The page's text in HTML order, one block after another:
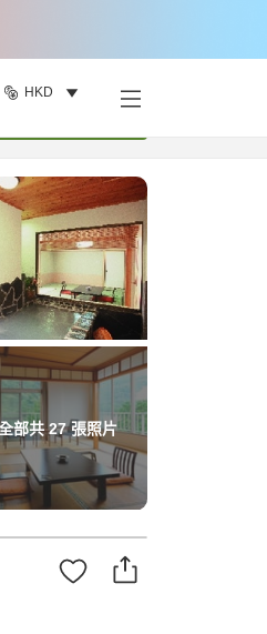
HKD
部共27張照片